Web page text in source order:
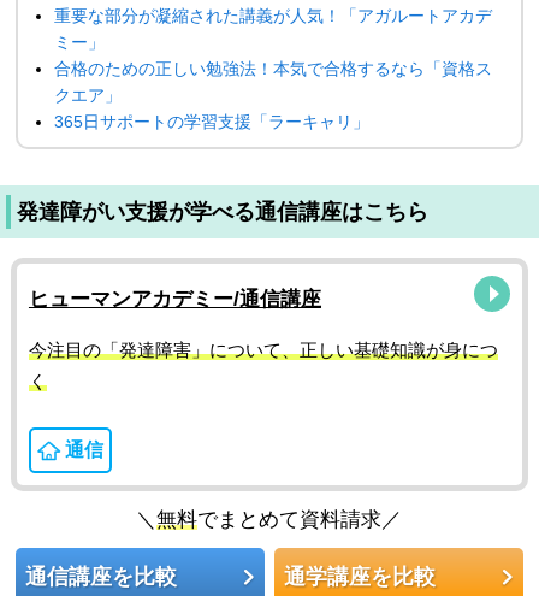
重要な部分が凝縮された講義が人気！「アガルートアカデ
ミー」
合格のための正しい勉強法！本気で合格するなら「資格ス
クエア」
365日サポートの学習支援「ラーキャリ」
発達障がい支援が学べる通信講座はこちら
ヒューマンアカデミー/通信講座
今注目の「発達障害」について、正しい基礎知識が身につ
く
通信
＼無料でまとめて資料請求／
通信講座を比較 通学講座を比較